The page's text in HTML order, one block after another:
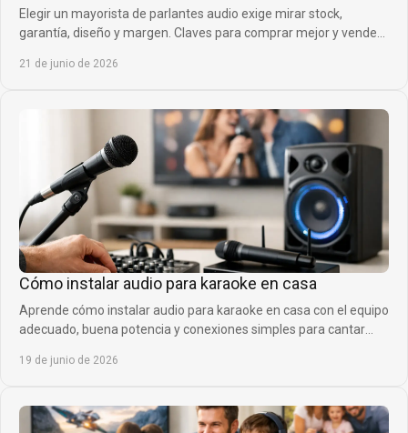
Elegir un mayorista de parlantes audio exige mirar stock,
garantía, diseño y margen. Claves para comprar mejor y vender
21 de junio de 2026
Cómo instalar audio para karaoke en casa
Aprende cómo instalar audio para karaoke en casa con el equipo
adecuado, buena potencia y conexiones simples para cantar
19 de junio de 2026